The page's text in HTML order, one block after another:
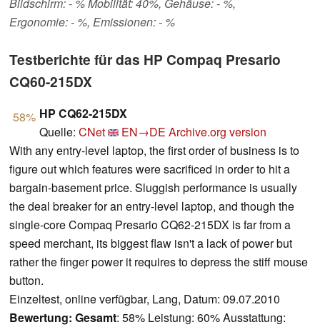
Bildschirm: - % Mobilität: 40%, Gehäuse: - %,
Ergonomie: - %, Emissionen: - %
Testberichte für das HP Compaq Presario
CQ60-215DX
58% HP CQ62-215DX
Quelle: CNet EN→DE Archive.org version
With any entry-level laptop, the first order of business is to
figure out which features were sacrificed in order to hit a
bargain-basement price. Sluggish performance is usually
the deal breaker for an entry-level laptop, and though the
single-core Compaq Presario CQ62-215DX is far from a
speed merchant, its biggest flaw isn't a lack of power but
rather the finger power it requires to depress the stiff mouse
button.
Einzeltest, online verfügbar, Lang, Datum: 09.07.2010
Bewertung: Gesamt: 58% Leistung: 60% Ausstattung: